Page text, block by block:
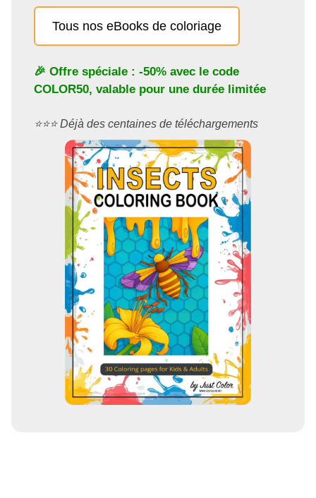
Tous nos eBooks de coloriage
🎉 Offre spéciale : -50% avec le code
COLOR50, valable pour une durée limitée
⭐️⭐️⭐️ Déjà des centaines de téléchargements